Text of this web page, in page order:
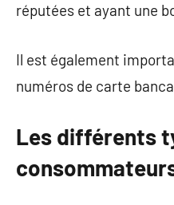
réputées et ayant une
Il est également
numéros de carte
Les différents